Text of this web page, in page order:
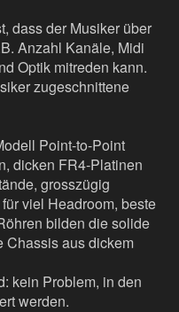
dass der Musiker über
Anzahl Kanäle, Midi
Optik mitreden kann.
zugeschnittene
Point-to-Point
dicken FR4-Platinen
grosszügig
viel Headroom, beste
bilden die solide
Chassis aus dickem
kein Problem, in den
werden.